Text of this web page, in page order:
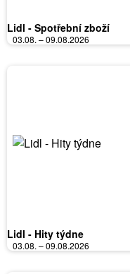
Lidl - Spotřební zboží
03.08. – 09.08.2026
Lidl - Hity týdne
03.08. – 09.08.2026